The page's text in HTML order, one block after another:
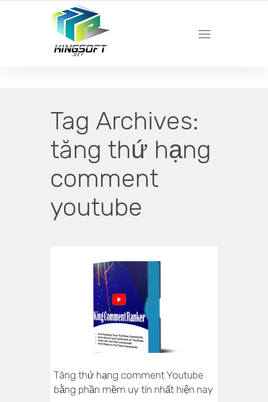
YOUR LOCAL DIGITAL MARKETING AGENCY
Tag Archives:
tăng thứ hạng
comment
youtube
Tăng thứ hạng comment Youtube
bằng phần mềm uy tín nhất hiện nay